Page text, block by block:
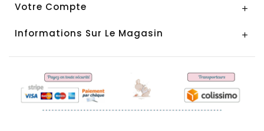
Votre Compte 
Informations Sur Le Magasin 